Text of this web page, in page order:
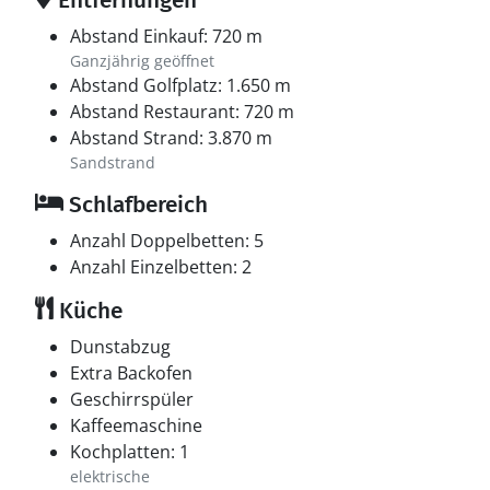
Abstand Einkauf: 720 m
Ganzjährig geöffnet
Abstand Golfplatz: 1.650 m
Abstand Restaurant: 720 m
Abstand Strand: 3.870 m
Sandstrand
Schlafbereich
Anzahl Doppelbetten: 5
Anzahl Einzelbetten: 2
Küche
Dunstabzug
Extra Backofen
Geschirrspüler
Kaffeemaschine
Kochplatten: 1
elektrische